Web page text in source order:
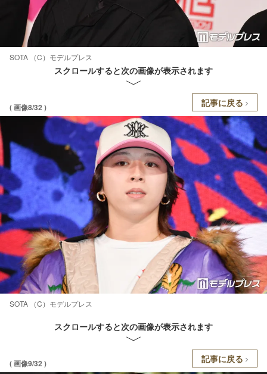
SOTA （C）モデルプレス
スクロールすると次の画像が表示されます
( 画像8/32 ) 記事に戻る
SOTA （C）モデルプレス
スクロールすると次の画像が表示されます
( 画像9/32 ) 記事に戻る